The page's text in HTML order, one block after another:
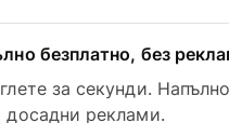
безплатно, без
за секунди.
досадни реклами.